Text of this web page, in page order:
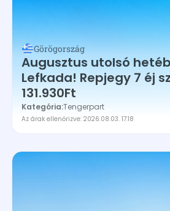
Görögország
Augusztus utolsó
Lefkada! Repjegy 7 éj
131.930Ft
Kategória:Tengerpart
Az árak ellenőrizve: 2026.08.03. 17:18